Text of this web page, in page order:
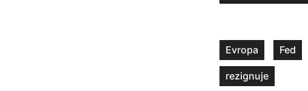
Evropa Fed
rezignuje